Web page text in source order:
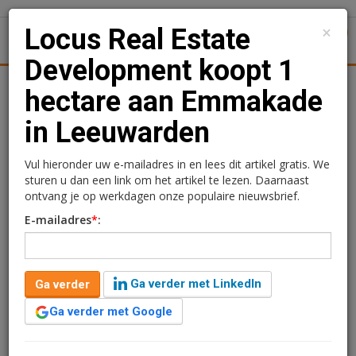
Juridisch | Fiscaal Werk Specials
Locus Real Estate
Development koopt 1
hectare aan Emmakade in
Leeuwarden
Redactie 4 juli 2025 om 09:11 1 minuut leestijd
Locus Emmakade, een dochteronderneming van Locus
Real Estate Development, heeft een ruim 1 hectare
×
Locus Real Estate
Development koopt 1
hectare aan Emmakade
in Leeuwarden
Vul hieronder uw e-mailadres in en lees dit artikel gratis. We
sturen u dan een link om het artikel te lezen. Daarnaast
ontvang je op werkdagen onze populaire nieuwsbrief.
E-mailadres*:
Ga verder
Ga verder met LinkedIn
Ga verder met Google